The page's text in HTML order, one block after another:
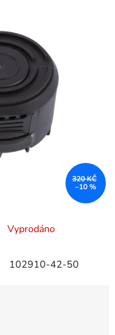
Vyprodáno
102910-42-50
320 KČ
–10 %